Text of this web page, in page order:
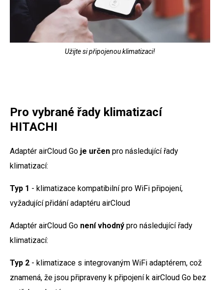
Užijte si připojenou klimatizaci!
Pro vybrané řady klimatizací
HITACHI
Adaptér airCloud Go je určen pro následující řady
klimatizací:
Typ 1 - klimatizace kompatibilní pro WiFi připojení,
vyžadující přidání adaptéru airCloud
Adaptér airCloud Go není vhodný pro následující řady
klimatizací:
Typ 2 - klimatizace s integrovaným WiFi adaptérem, což
znamená, že jsou připraveny k připojení k airCloud Go bez